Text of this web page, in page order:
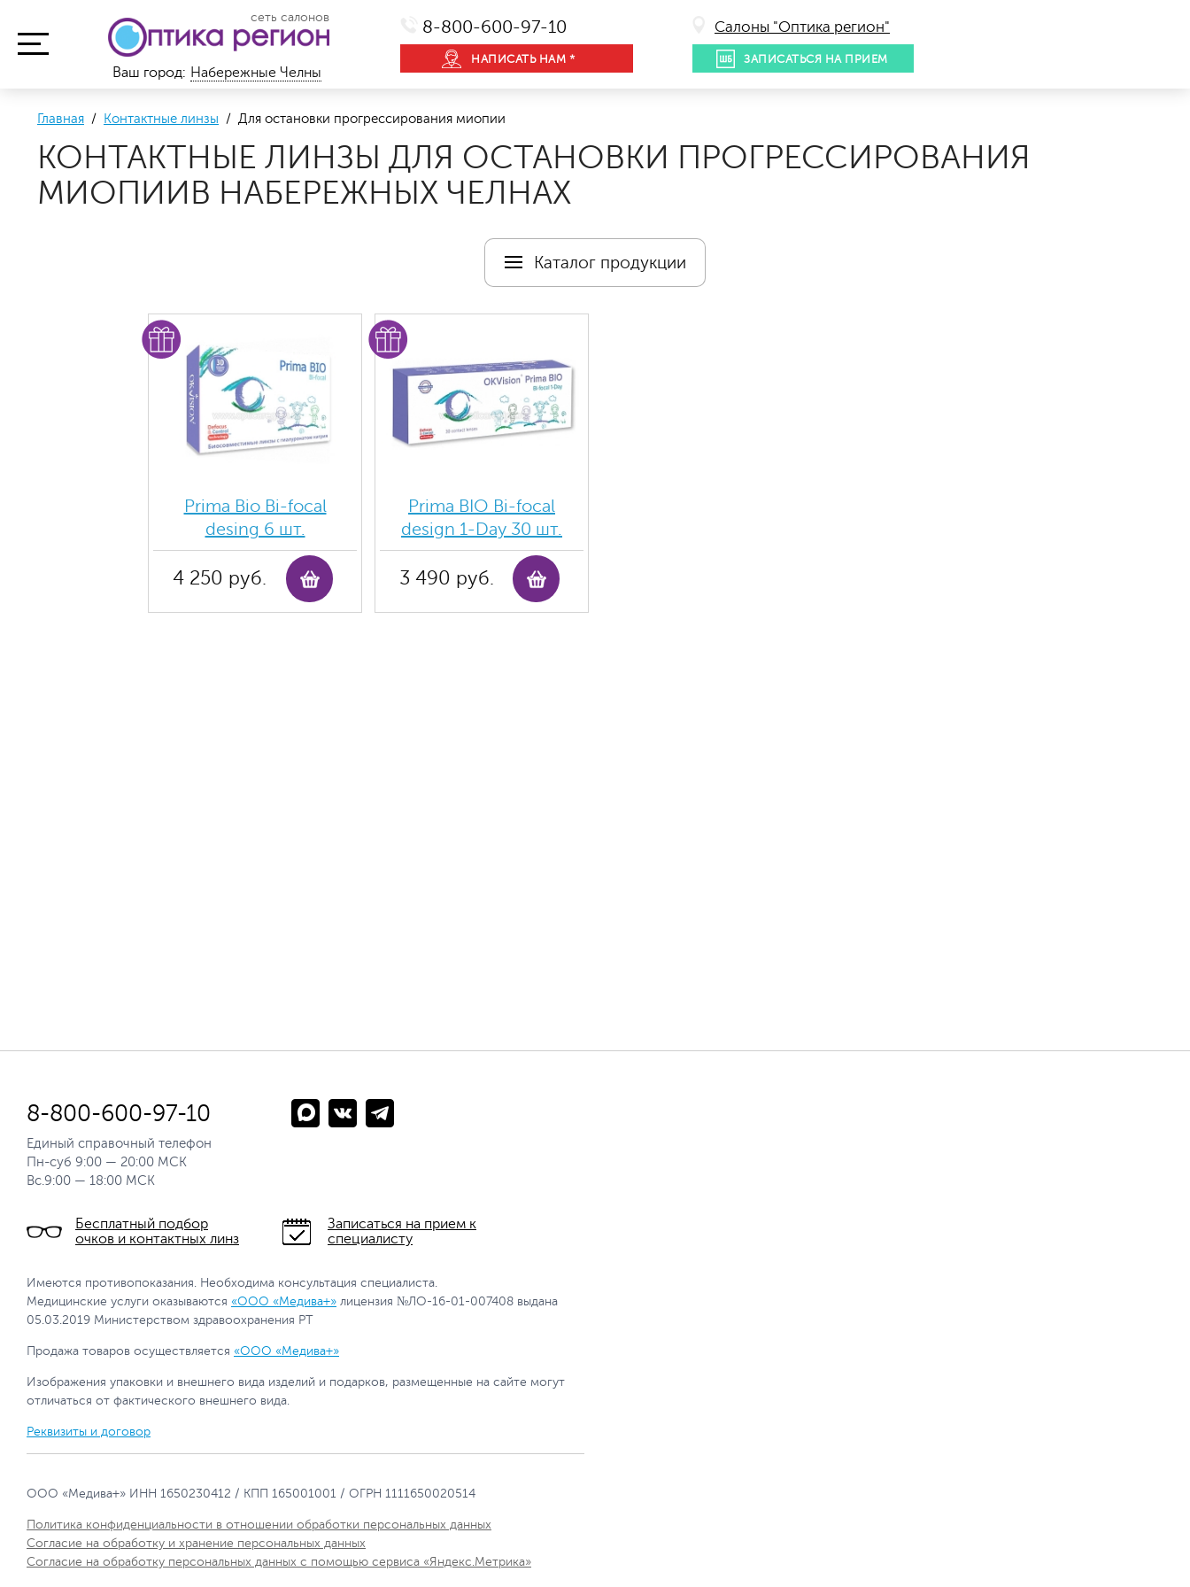
сеть салонов 8-800-600-97-10
НАПИСАТЬ НАМ *
Салоны "Оптика регион"
ЗАПИСАТЬСЯ НА ПРИЕМ
Ваш город: Набережные Челны
Главная / Контактные линзы / Для остановки прогрессирования миопии
КОНТАКТНЫЕ ЛИНЗЫ ДЛЯ ОСТАНОВКИ ПРОГРЕССИРОВАНИЯ
МИОПИИВ НАБЕРЕЖНЫХ ЧЕЛНАХ
Каталог продукции
Prima Bio Bi-focal
desing 6 шт.
4 250 руб.
Prima BIO Bi-focal
design 1-Day 30 шт.
3 490 руб.
8-800-600-97-10
Единый справочный телефон
Пн-суб 9:00 — 20:00 МСК
Вс.9:00 — 18:00 МСК
Бесплатный подбор
очков и контактных линз
Записаться на прием к
специалисту
Имеются противопоказания. Необходима консультация специалиста.
Медицинские услуги оказываются «ООО «Медива+» лицензия №ЛО-16-01-007408 выдана
05.03.2019 Министерством здравоохранения РТ
Продажа товаров осуществляется «ООО «Медива+»
Изображения упаковки и внешнего вида изделий и подарков, размещенные на сайте могут
отличаться от фактического внешнего вида.
Реквизиты и договор
ООО «Медива+» ИНН 1650230412 / КПП 165001001 / ОГРН 1111650020514
Политика конфиденциальности в отношении обработки персональных данных
Согласие на обработку и хранение персональных данных
Согласие на обработку персональных данных с помощью сервиса «Яндекс.Метрика»